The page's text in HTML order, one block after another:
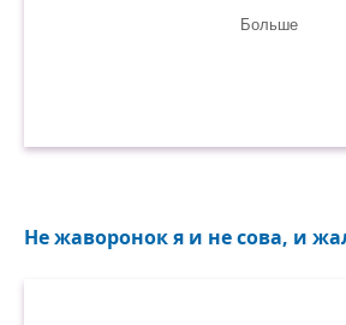
Всего и назвать даже
Уже как должное всё берут
Больше
Не жаворонок я и не сова, и